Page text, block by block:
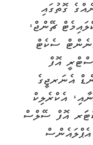
ގޮތުގައި
ޗޭންޖް،
ސެކެޓް
އޮފް
އެނަރޖީގެ
އެކްރެލިކް
އޮފް ސޭލްސް